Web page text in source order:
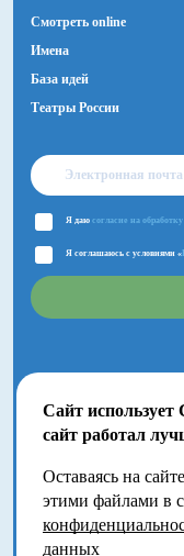
Сайт использует
сайт работал
Оставаясь на
этими файлами в
данных
Смотреть online
Имена
База идей
Театры России
Я даю согласие на
Я соглашаюсь с условиями «
2018-2026
Москва,